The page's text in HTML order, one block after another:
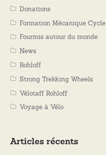
Donations
Formation Mécanique Cycle
Fourmis autour du monde
News
Rohloff
Strong Trekking Wheels
Vélotaff Rohloff
Voyage à Vélo
Articles récents